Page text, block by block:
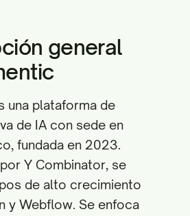
general
una plataforma de
de IA con sede en
fundada en 2023.
Y Combinator, se
de alto crecimiento
y Webflow. Se enfoca